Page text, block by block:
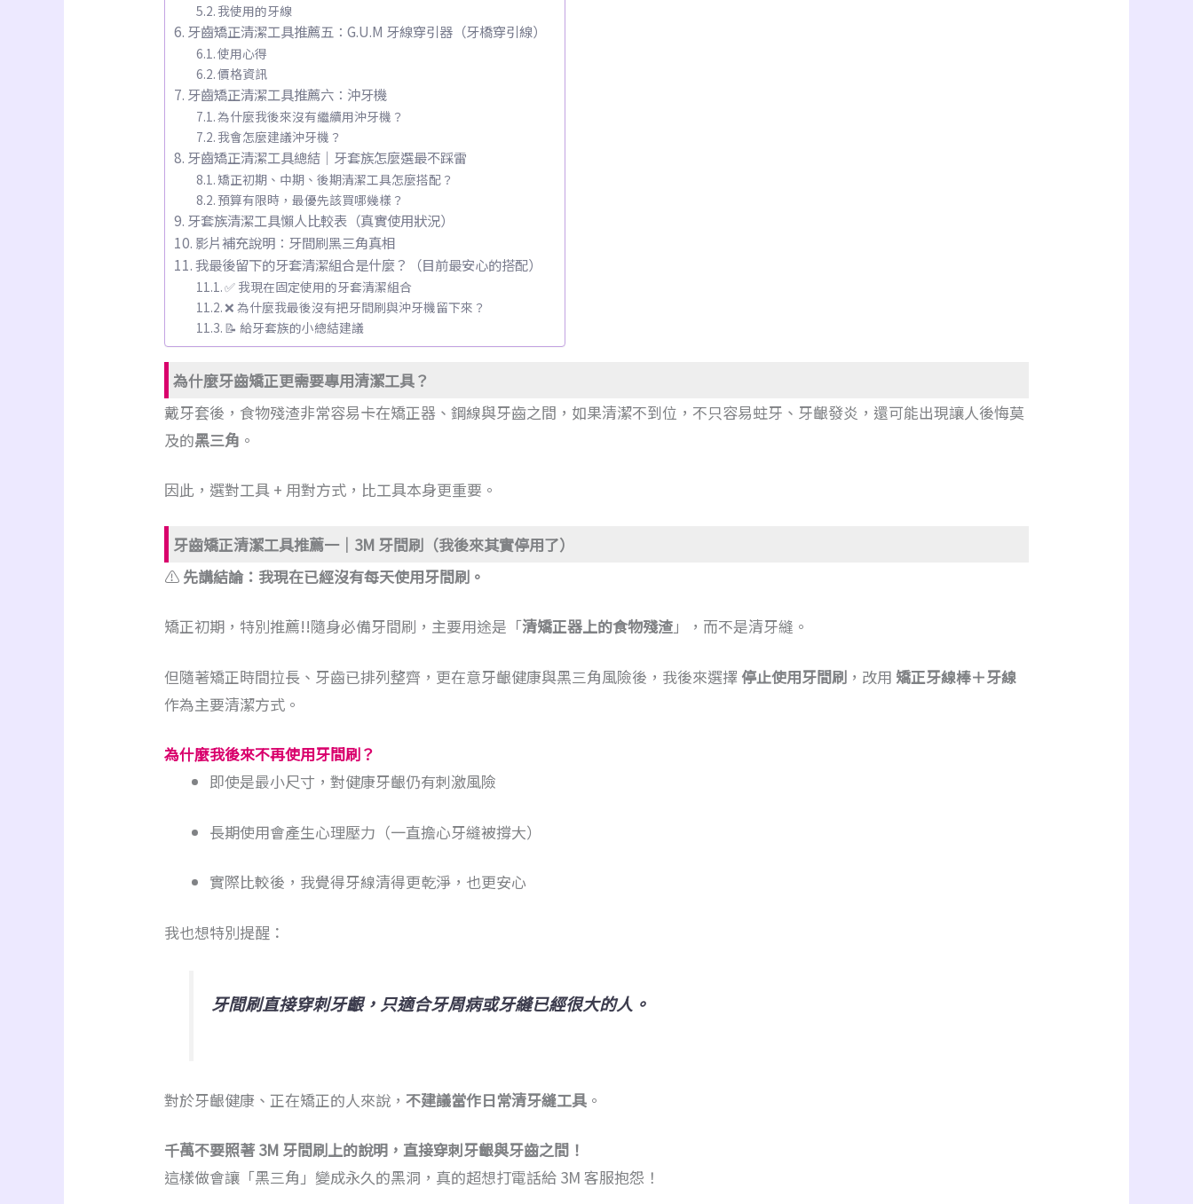
我使用的牙線
牙齒矯正清潔工具推薦五：G.U.M 牙線穿引器（牙橋穿引線）
使用心得
價格資訊
牙齒矯正清潔工具推薦六：沖牙機
為什麼我後來沒有繼續用沖牙機？
我會怎麼建議沖牙機？
牙齒矯正清潔工具總結｜牙套族怎麼選最不踩雷
矯正初期、中期、後期清潔工具怎麼搭配？
預算有限時，最優先該買哪幾樣？
牙套族清潔工具懶人比較表（真實使用狀況）
影片補充說明：牙間刷黑三角真相
我最後留下的牙套清潔組合是什麼？（目前最安心的搭配）
✅ 我現在固定使用的牙套清潔組合
❌ 為什麼我最後沒有把牙間刷與沖牙機留下來？
📝 給牙套族的小總結建議
為什麼牙齒矯正更需要專用清潔工具？
戴牙套後，食物殘渣非常容易卡在矯正器、鋼線與牙齒之間，如果清潔不到位，不只容易蛀牙、牙齦發炎，還可能出現讓人後悔莫
及的黑三角 。
因此，選對工具 + 用對方式，比工具本身更重要。
牙齒矯正清潔工具推薦一｜3M 牙間刷（我後來其實停用了）
⚠️ 先講結論：我現在已經沒有每天使用牙間刷。
矯正初期，特別推薦!!隨身必備牙間刷，主要用途是「清矯正器上的食物殘渣」，而不是清牙縫。
但隨著矯正時間拉長、牙齒已排列整齊，更在意牙齦健康與黑三角風險後，我後來選擇停止使用牙間刷 ，改用 矯正牙線棒＋牙線
作為主要清潔方式。
為什麼我後來不再使用牙間刷？
即使是最小尺寸，對健康牙齦仍有刺激風險
長期使用會產生心理壓力（一直擔心牙縫被撐大）
實際比較後，我覺得牙線清得更乾淨，也更安心
我也想特別提醒：
牙間刷直接穿刺牙齦，只適合牙周病或牙縫已經很大的人。
對於牙齦健康、正在矯正的人來說，不建議當作日常清牙縫工具 。
千萬不要照著 3M 牙間刷上的說明，直接穿刺牙齦與牙齒之間！
這樣做會讓「黑三角」變成永久的黑洞，真的超想打電話給 3M 客服抱怨！